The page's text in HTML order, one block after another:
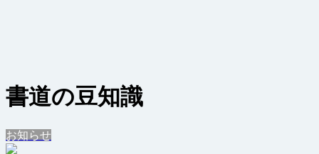
書道の豆知識
お知らせ